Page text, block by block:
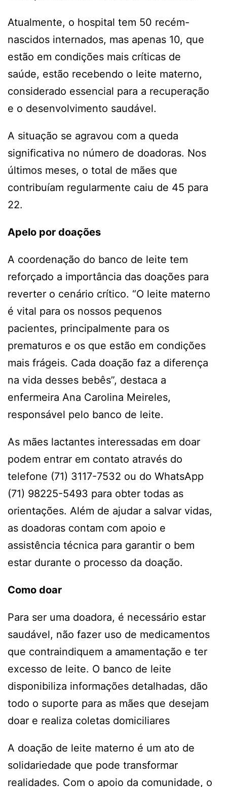
Atualmente, o hospital tem 50 recém-
nascidos internados, mas apenas 10, que
estão em condições mais críticas de
saúde, estão recebendo o leite materno,
considerado essencial para a recuperação
e o desenvolvimento saudável.
A situação se agravou com a queda
significativa no número de doadoras. Nos
últimos meses, o total de mães que
contribuíam regularmente caiu de 45 para
22.
Apelo por doações
A coordenação do banco de leite tem
reforçado a importância das doações para
reverter o cenário crítico. “O leite materno
é vital para os nossos pequenos
pacientes, principalmente para os
prematuros e os que estão em condições
mais frágeis. Cada doação faz a diferença
na vida desses bebês”, destaca a
enfermeira Ana Carolina Meireles,
responsável pelo banco de leite.
As mães lactantes interessadas em doar
podem entrar em contato através do
telefone (71) 3117-7532 ou do WhatsApp
(71) 98225-5493 para obter todas as
orientações. Além de ajudar a salvar vidas,
as doadoras contam com apoio e
assistência técnica para garantir o bem
estar durante o processo da doação.
Como doar
Para ser uma doadora, é necessário estar
saudável, não fazer uso de medicamentos
que contraindiquem a amamentação e ter
excesso de leite. O banco de leite
disponibiliza informações detalhadas, dão
todo o suporte para as mães que desejam
doar e realiza coletas domiciliares
A doação de leite materno é um ato de
solidariedade que pode transformar
realidades. Com o apoio da comunidade, o